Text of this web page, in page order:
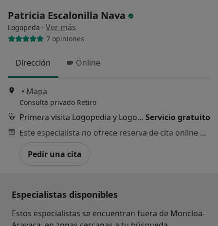
Patricia Escalonilla Nava
Logopeda · Ver más
7 opiniones
Dirección Online
• Mapa
Consulta privado Retiro
Primera visita Logopedia y Logofoniatría Servicio gratuito
Este especialista no ofrece reserva de cita online en esta dirección.
Pedir una cita
Especialistas disponibles
Estos especialistas se encuentran fuera de Moncloa-